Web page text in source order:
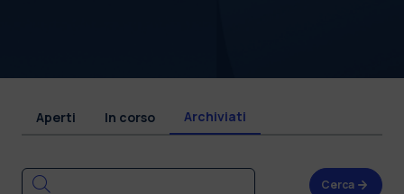
Aperti In corso Archiviati
Cerca